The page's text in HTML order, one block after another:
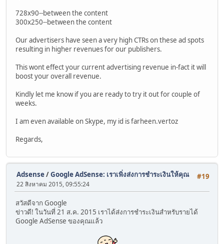
728x90--between the content
300x250--between the content
Our advertisers have seen a very high CTRs on these ad spots
resulting in higher revenues for our publishers.
This wont effect your current advertising revenue in-fact it will
boost your overall revenue.
Kindly let me know if you are ready to try it out for couple of
weeks.
I am even available on Skype, my id is farheen.vertoz
Regards,
#19
Adsense/Google AdSense: เราเพิ่งส่งการชำระเงินให้คุณ
22 สิงหาคม 2015, 09:55:24
สวัสดีจาก Google
ข่าวดี! ในวันที่ 21 ส.ค. 2015 เราได้ส่งการชำระเงินสำหรับรายได้
Google AdSense ของคุณแล้ว